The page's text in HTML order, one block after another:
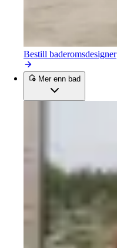
Bestill baderomsdesigner
Mer enn bad